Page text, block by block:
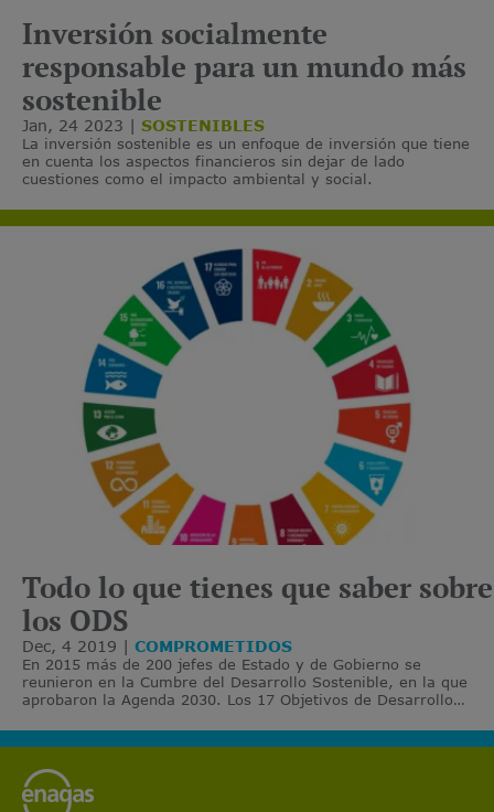
Inversión socialmente
responsable para un mundo más
sostenible
Jan, 24 2023 SOSTENIBLES
La inversión sostenible es un enfoque de inversión que tiene
en cuenta los aspectos financieros sin dejar de lado
cuestiones como el impacto ambiental y social.
Todo lo que tienes que saber sobre
los ODS
Dec, 4 2019 COMPROMETIDOS
En 2015 más de 200 jefes de Estado y de Gobierno se
reunieron en la Cumbre del Desarrollo Sostenible, en la que
aprobaron la Agenda 2030. Los 17 Objetivos de Desarrollo